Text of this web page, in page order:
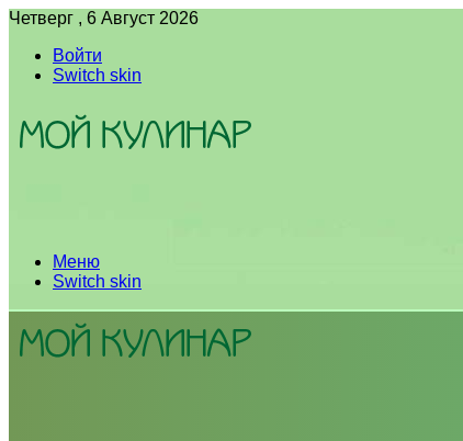
Четверг , 6 Август 2026
Войти
Switch skin
Меню
Switch skin